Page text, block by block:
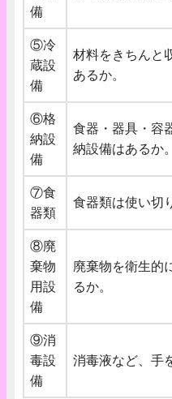
備
⑤冷
蔵設
備
材料をきちんと
あるか。
⑥格
納設
備
食器・器具・容
納設備はあるか。
⑦食
器類
食器類は使い切
⑧廃
棄物
用設
備
廃棄物を衛生的
るか。
⑨消
毒設
備
消毒液など、手